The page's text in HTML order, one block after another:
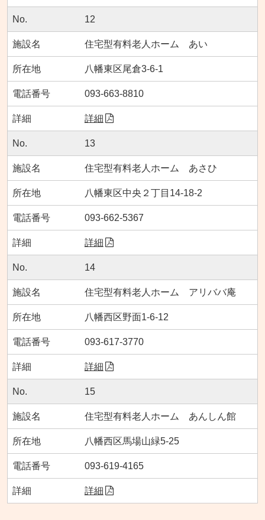
12
住宅型有料老人ホーム あい
八幡東区尾倉3-6-1
093-663-8810
詳細
13
住宅型有料老人ホーム あさひ
八幡東区中央２丁目14-18-2
093-662-5367
詳細
14
住宅型有料老人ホーム アリババ庵
八幡西区野面1-6-12
093-617-3770
詳細
15
住宅型有料老人ホーム あんしん館
八幡西区馬場山緑5-25
093-619-4165
詳細